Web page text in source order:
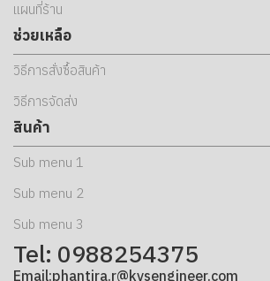
แผนที่ร้าน
ช่วยเหลือ
วิธีการสั่งซื้อสินค้า
วิธีการจัดส่ง
สินค้า
Sub menu 1
Sub menu 2
Sub menu 3
Tel: 0988254375
Email:phantira.r@kvsengineer.com